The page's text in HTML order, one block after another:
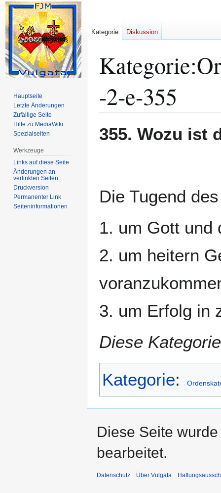
Kategorie:
-2-e-355
Navigation
Suche
355. Wozu ist
Die Tugend
1. um Gott und
2. um heitern
3. um Erfolg in
Diese
Kategorie:
Kategorie Diskussion
Hauptseite
Letzte Änderungen
Zufällige Seite
Hilfe zu MediaWiki
Spezialseiten
Werkzeuge
Links auf diese Seite
Änderungen an
verlinkten Seiten
Druckversion
Permanenter Link
Seiten­­informationen
Diese Seite
bearbeitet.
Datenschutz Über Vulgata